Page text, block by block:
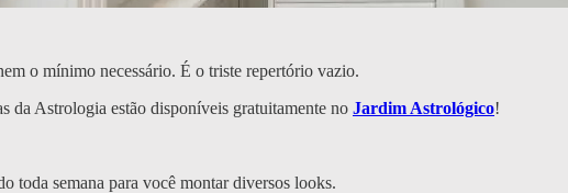
o mínimo necessário. É o triste repertório vazio.
da Astrologia estão disponíveis gratuitamente no Jardim Astrológico!
toda semana para você montar diversos looks.